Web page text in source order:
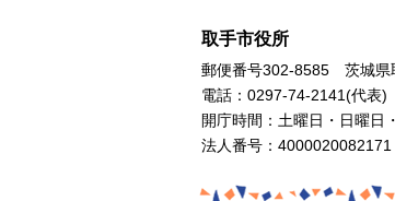
取手市役所
郵便番号302-8585 茨城県
電話：0297-74-2141(代表
開庁時間：土曜日・日曜日
法人番号：4000020082171